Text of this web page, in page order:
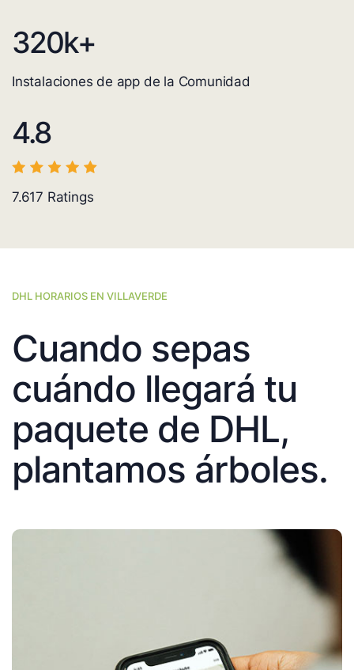
320k+
Instalaciones de app de la Comunidad
4.8
7.617 Ratings
DHL HORARIOS EN VILLAVERDE
Cuando sepas
cuándo llegará tu
paquete de DHL,
plantamos árboles.